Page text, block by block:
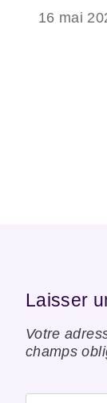
16 mai
Laisser
Votre
champs